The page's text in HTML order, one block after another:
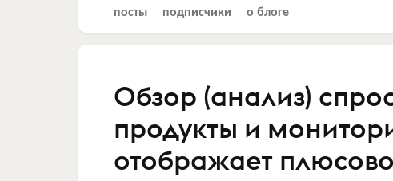
посты подписчики о блоге
Обзор (анализ)
продукты и
отображает